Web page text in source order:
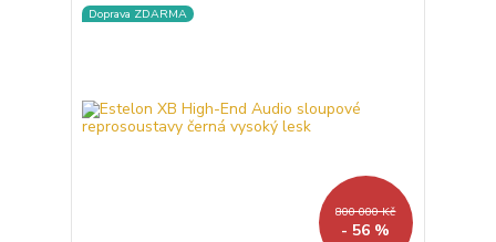
Doprava ZDARMA
800 000 Kč
- 56 %